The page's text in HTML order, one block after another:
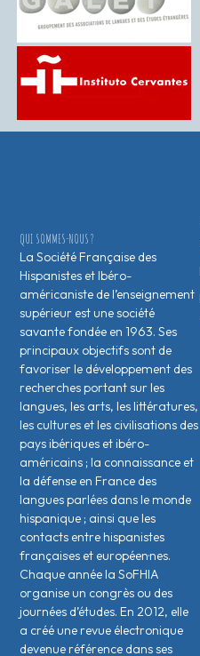
QUI SOMMES-NOUS ?
La Société Française des
Hispanistes et Ibéro-
américaniste de l’enseignement
supérieur est une société
savante fondée en 1963. Ses
principaux objectifs sont de
favoriser le développement des
recherches portant sur les
langues, les arts, les littératures,
les cultures et les civilisations des
pays ibériques et ibéro-
américains ; la connaissance et
la défense en France des
langues parlées dans le monde
hispanique ; ainsi que les
contacts entre hispanistes
français·es et européen·nes.
Chaque année la SoFHIA
organise un congrès ou des
journées d’études. En 2012, elle
a créé une revue électronique
devenue référence dans ses